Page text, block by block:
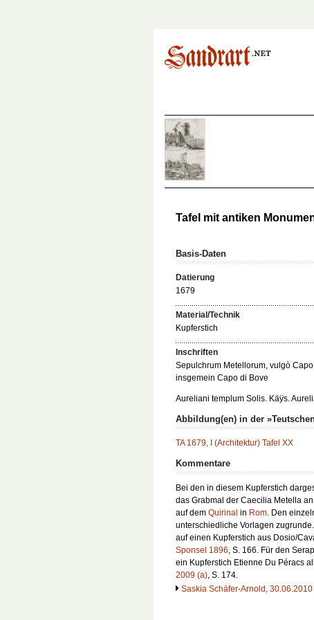
Tafel mit antiken
Basis-Daten
Datierung
1679
Material/Technik
Kupferstich
Inschriften
Sepulchrum Metellorum, vulgò
insgemein Capo di Bove
Aureliani templum Solis. Käÿs.
Abbildung(en) in der
TA 1679, I (Architektur) Tafel XX
Kommentare
Bei den in diesem Kupferstich
das Grabmal der Caecilia Metella
auf dem Quirinal in Rom. Den
unterschiedliche Vorlagen
auf einen Kupferstich aus Dosio/
Sponsel 1896, S. 166. Für den
ein Kupferstich Etienne Du Péracs
2009 (a), S. 174.
Saskia Schäfer-Arnold, 30.06.2010